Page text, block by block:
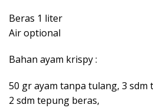
Beras 1 liter
Air optional
Bahan ayam krispy :
50 gr ayam tanpa tulang, 3
2 sdm tepung beras,